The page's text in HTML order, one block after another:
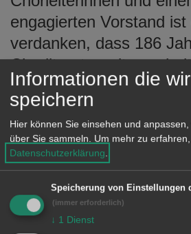
engagierten Vorstand ist
verdanken, dass 186
Chorliteratur mit
Sängerinnen und
Unterkochener
waren und sind.
Bei traditionellen
Gemeinde und vor
diversen Konzerten
ihre Stimmen erklingen
Informationen die wir
speichern
Hier können Sie einsehen und
über Sie sammeln.
Um mehr zu
Datenschutzerklärung
Speicherung von Einstellungen
(immer erforderlich)
↓ 1 Dienst